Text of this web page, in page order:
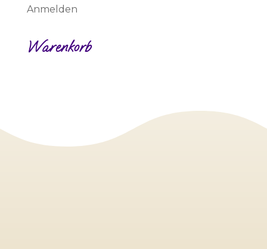
Anmelden
Warenkorb